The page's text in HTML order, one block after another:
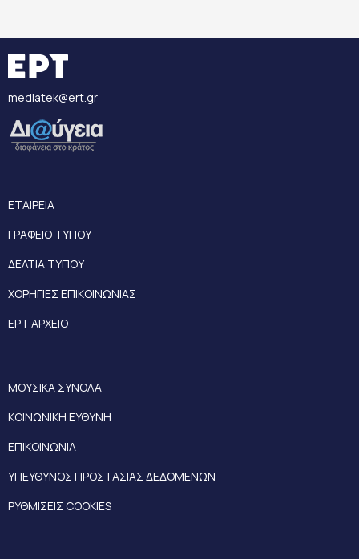
mediatek@ert.gr
ΕΤΑΙΡΕΙΑ
ΓΡΑΦΕΙΟ ΤΥΠΟΥ
ΔΕΛΤΙΑ ΤΥΠΟΥ
ΧΟΡΗΓΙΕΣ ΕΠΙΚΟΙΝΩΝΙΑΣ
ΕΡΤ ΑΡΧΕΙΟ
ΜΟΥΣΙΚΑ ΣΥΝΟΛΑ
ΚΟΙΝΩΝΙΚΗ ΕΥΘΥΝΗ
ΕΠΙΚΟΙΝΩΝΙΑ
ΥΠΕΥΘΥΝΟΣ ΠΡΟΣΤΑΣΙΑΣ ΔΕΔΟΜΕΝΩΝ
ΡΥΘΜΙΣΕΙΣ COOKIES